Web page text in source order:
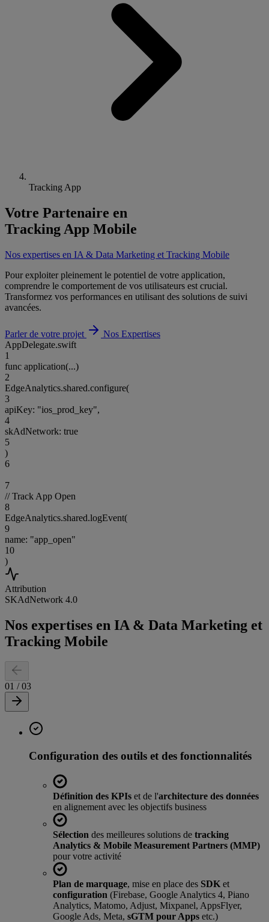
Tracking App
Votre Partenaire en
Tracking App Mobile
Nos expertises en IA & Data Marketing et Tracking Mobile
Pour exploiter pleinement le potentiel de votre application,
comprendre le comportement de vos utilisateurs est crucial.
Transformez vos performances en utilisant des solutions de suivi
avancées.
Parler de votre projet
Nos Expertises
AppDelegate.swift
1
func application(...)
2
EdgeAnalytics.shared.configure(
3
apiKey: "ios_prod_key",
4
skAdNetwork: true
5
)
6
7
// Track App Open
8
EdgeAnalytics.shared.logEvent(
9
name: "app_open"
10
)
Attribution
SKAdNetwork 4.0
Nos expertises en IA & Data Marketing et
Tracking Mobile
01 / 03
Configuration des outils et des fonctionnalités
Définition des KPIs et de l'architecture des données
en alignement avec les objectifs business
Sélection des meilleures solutions de tracking
Analytics & Mobile Measurement Partners (MMP)
pour votre activité
Plan de marquage, mise en place des SDK et
configuration (Firebase, Google Analytics 4, Piano
Analytics, Matomo, Adjust, Mixpanel, AppsFlyer,
Google Ads, Meta, sGTM pour Apps etc.)